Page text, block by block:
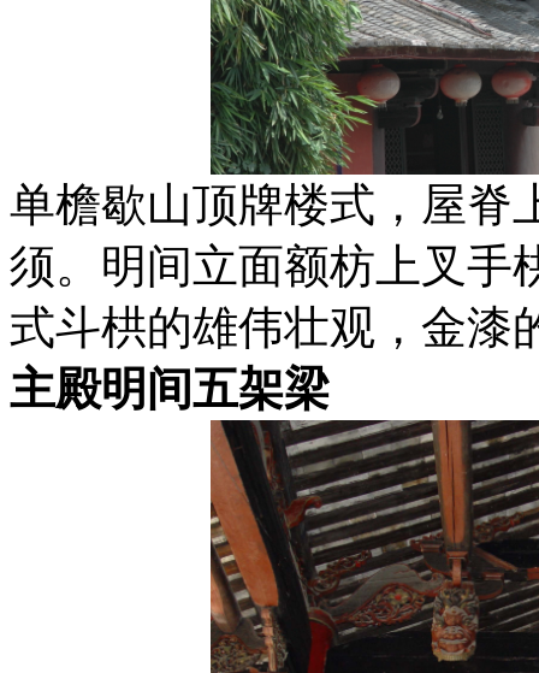
单檐歇山顶牌楼式，屋脊
须。明间立面额枋上叉手
式斗栱的雄伟壮观，金漆
主殿明间五架梁